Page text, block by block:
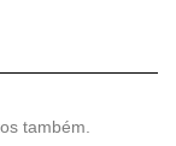
também.